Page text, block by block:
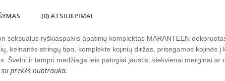
(0) ATSILIEPIMAI
seksualus ryškiaspalvis apatinių komplektas MARANTEEN
kelnaitės stringų tipo, komplekte kojinių diržas, prisegamos kojinės
Švelni ir tampri medžiaga leis patogiai jaustis, kiekvienai merginai ar
prekės nuotrauka.